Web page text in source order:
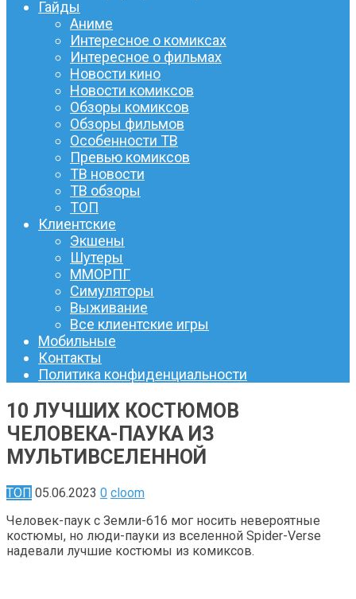
Гайды
Аниме
Интересное о комиксах
Интересное о фильмах
Новости кино
Новости комиксов
Обзоры комиксов
Обзоры фильмов
Особенности ТВ
Превью комиксов
ТВ новости
ТВ обзоры
ТОП
Клиентские
Экшены
Шутеры
ММОРПГ
Симуляторы
Выживание
Все клиентские игры
Мобильные
Контакты
Политика конфиденциальности
10 ЛУЧШИХ КОСТЮМОВ
ЧЕЛОВЕКА-ПАУКА ИЗ
МУЛЬТИВСЕЛЕННОЙ
ТОП 05.06.2023 0 cloom
Человек-паук с Земли-616 мог носить невероятные
костюмы, но люди-пауки из вселенной Spider-Verse
надевали лучшие костюмы из комиксов.